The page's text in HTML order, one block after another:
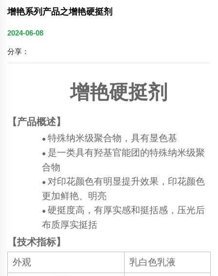
增艳系列产品之增艳硬挺剂
2024-06-08
分享：
增艳硬挺剂
【产品概述】
● 特殊纳米级聚合物，具有显色基
● 是一类具有羟基官能团的特殊纳米级聚
合物
● 对印花颜色有明显提升效果，印花颜色
更加鲜艳、明亮
● 硬挺度高，有厚实感和挺括感，压光后
布质厚实挺括
【技术指标】
外观 乳白色乳液